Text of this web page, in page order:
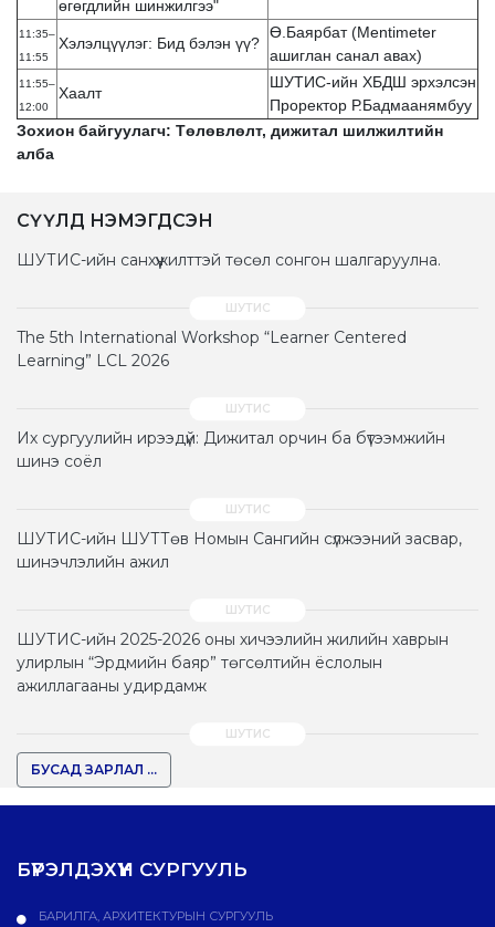
өгөгдлийн шинжилгээ"
11:35–
11:55
Хэлэлцүүлэг: Бид бэлэн үү?
Ө.Баярбат (Mentimeter
ашиглан санал авах)
11:55–
12:00
Хаалт
ШУТИС-ийн ХБДШ эрхэлсэн
Проректор Р.Бадмаанямбуу
Зохион байгуулагч: Төлөвлөлт, дижитал шилжилтийн
алба
СҮҮЛД НЭМЭГДСЭН
ШУТИС-ийн санхүүжилттэй төсөл сонгон шалгаруулна.
The 5th International Workshop “Learner Centered
Learning” LCL 2026
Их сургуулийн ирээдүй: Дижитал орчин ба бүтээмжийн
шинэ соёл
ШУТИС-ийн ШУТТөв Номын Сангийн сүлжээний засвар,
шинэчлэлийн ажил
ШУТИС-ийн 2025-2026 оны хичээлийн жилийн хаврын
улирлын “Эрдмийн баяр” төгсөлтийн ёслолын
ажиллагааны удирдамж
БУСАД ЗАРЛАЛ ...
БҮРЭЛДЭХҮҮН СУРГУУЛЬ
БАРИЛГА, АРХИТЕКТУРЫН СУРГУУЛЬ